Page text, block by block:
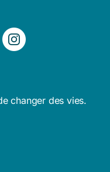
changer des vies.